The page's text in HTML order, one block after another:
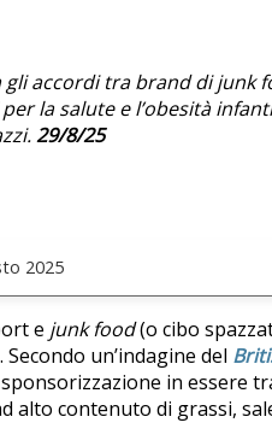
gli accordi tra brand di junk
la salute e l’obesità
29/8/25
2025
e junk food(o cibo
un’indagine del
in essere
alto contenuto di grassi,